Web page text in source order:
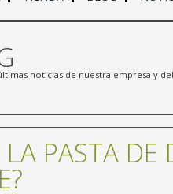
noticias de nuestra empresa y
LA PASTA DE